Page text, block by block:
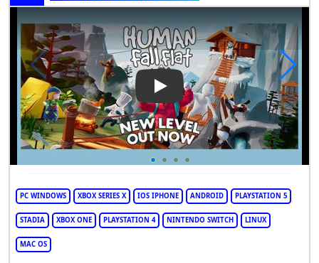
Play Video: Human: Fall Flat
PC WINDOWS XBOX SERIES X IOS IPHONE ANDROID PLAYSTATION 5
STADIA XBOX ONE PLAYSTATION 4 NINTENDO SWITCH LINUX
MAC OS